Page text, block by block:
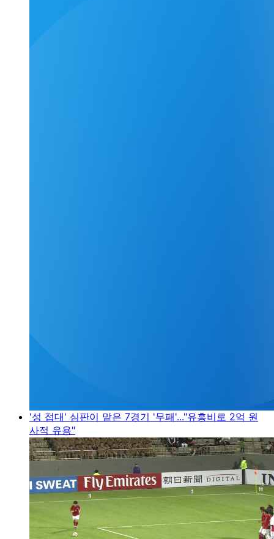
'성 접대' 심판이 맡은 7경기 '무패'..."유흥비로 2억 원
사적 유용"